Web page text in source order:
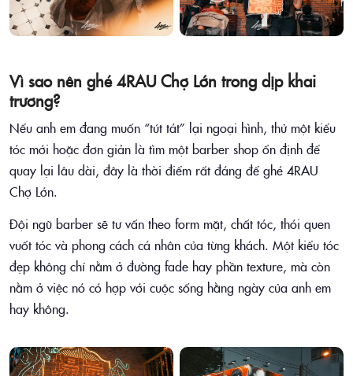
Vì sao nên ghé 4RAU Chợ Lớn trong dịp khai
trương?
Nếu anh em đang muốn “tút tát” lại ngoại hình, thử một kiểu
tóc mới hoặc đơn giản là tìm một barber shop ổn định để
quay lại lâu dài, đây là thời điểm rất đáng để ghé 4RAU
Chợ Lớn.
Đội ngũ barber sẽ tư vấn theo form mặt, chất tóc, thói quen
vuốt tóc và phong cách cá nhân của từng khách. Một kiểu tóc
đẹp không chỉ nằm ở đường fade hay phần texture, mà còn
nằm ở việc nó có hợp với cuộc sống hằng ngày của anh em
hay không.